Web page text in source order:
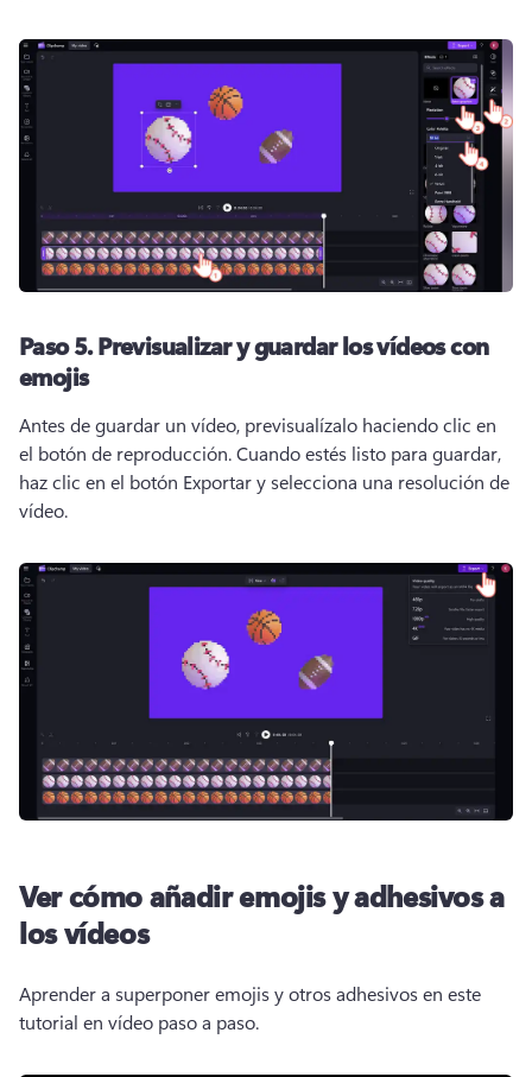
Paso 5.Previsualizar y guardar los vídeos con
emojis
Antes de guardar un vídeo, previsualízalo haciendo clic en
el botón de reproducción. Cuando estés listo para guardar,
haz clic en el botón Exportar y selecciona una resolución de
vídeo.
Ver cómo añadir emojis y adhesivos a
los vídeos
Aprender a superponer emojis y otros adhesivos en este
tutorial en vídeo paso a paso.